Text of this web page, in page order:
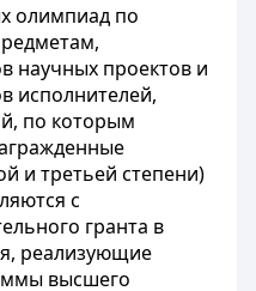
олимпиад по
научных проектов и
исполнителей,
по которым
и третьей степени)
с
гранта в
реализующие
высшего